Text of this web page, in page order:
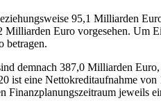
95,1 Milliarden
Euro vorgesehen. Um
betragen.
demnach 387,0 Milliarden
ist eine Nettokreditaufnahme
jeweils